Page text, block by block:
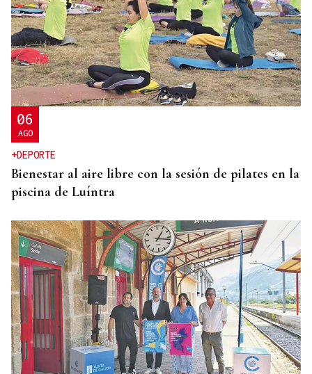
MELLORA NO ABASTECEMENTO
Sandiás inviste 70.000 euros na depuradora de
Cerredelo
06
AGO
+DEPORTE
Bienestar al aire libre con la sesión de pilates en la
piscina de Luíntra